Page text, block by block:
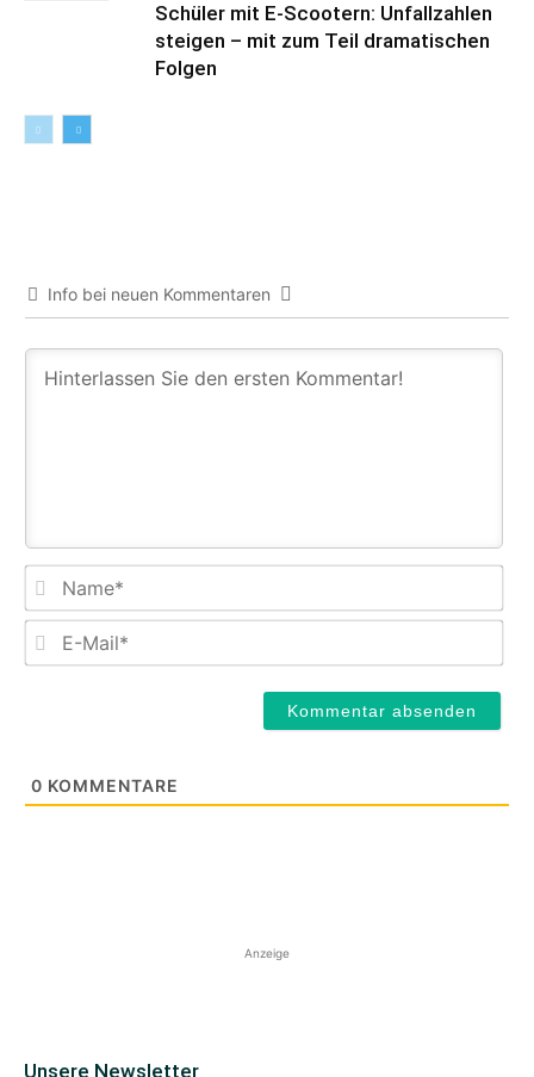
Schüler mit E-Scootern: Unfallzahlen
steigen – mit zum Teil dramatischen
Folgen
Info bei neuen Kommentaren
E-
0 KOMMENTARE
Anzeige
Unsere Newsletter